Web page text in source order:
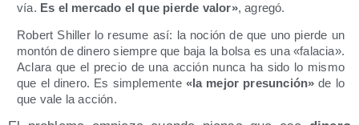
vía. Es el mer­ca­do el que pier­de valor», agre­gó.
Robert Shi­ller lo resu­me así: la noción de que uno pier­de un
mon­tón de dine­ro siem­pre que baja la bol­sa es una «fala­cia».
Acla­ra que el pre­cio de una acción nun­ca ha sido lo mis­mo
que el dine­ro. Es sim­ple­men­te«la mejor pre­sun­ción» de lo
que vale la acción.